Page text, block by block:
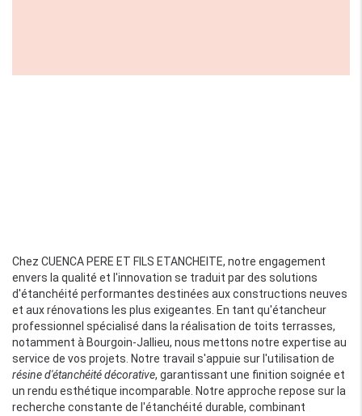
Chez CUENCA PERE ET FILS ETANCHEITE, notre engagement
envers la qualité et l'innovation se traduit par des solutions
d'étanchéité performantes destinées aux constructions neuves
et aux rénovations les plus exigeantes. En tant qu'étancheur
professionnel spécialisé dans la réalisation de toits terrasses,
notamment à Bourgoin-Jallieu, nous mettons notre expertise au
service de vos projets. Notre travail s'appuie sur l'utilisation de
résine d'étanchéité décorative, garantissant une finition soignée et
un rendu esthétique incomparable. Notre approche repose sur la
recherche constante de l'étanchéité durable, combinant